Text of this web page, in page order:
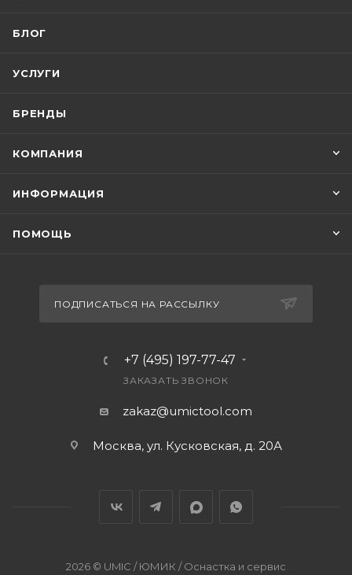
БЛОГ
УСЛУГИ
БРЕНДЫ
КОМПАНИЯ
ИНФОРМАЦИЯ
ПОМОЩЬ
ПОДПИСАТЬСЯ НА РАССЫЛКУ
+7 (495) 197-77-47
ЗАКАЗАТЬ ЗВОНОК
zakaz@umictool.com
Москва, ул. Кусковская, д. 20А
2026 © UMIC / ЮМИК / Оснастка и сервис